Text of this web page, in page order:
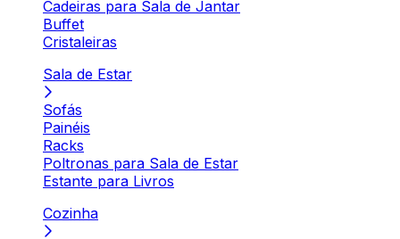
Cadeiras para Sala de Jantar
Buffet
Cristaleiras
Sala de Estar
Sofás
Painéis
Racks
Poltronas para Sala de Estar
Estante para Livros
Cozinha